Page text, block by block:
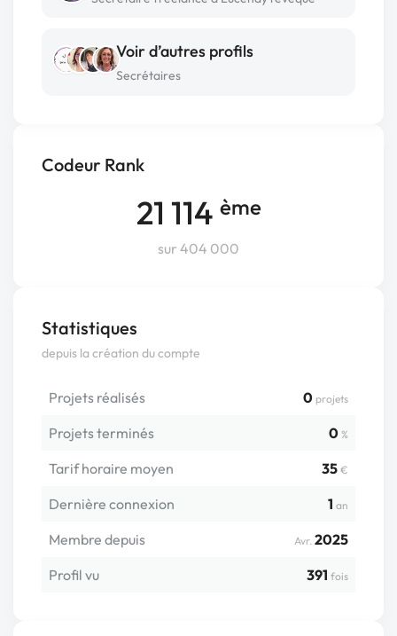
Codeur Rank
21 114 ème
sur 404 000
Statistiques
depuis la création du compte
Projets réalisés 0 projets
Projets terminés 0 %
Tarif horaire moyen 35 €
Dernière connexion 1 an
Membre depuis Avr. 2025
Profil vu
391 fois
Voir d’autres profils
Secrétaires